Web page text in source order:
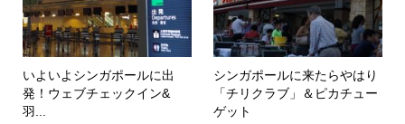
いよいよシンガポールに出
発！ウェブチェックイン&
羽...
シンガポールに来たらやはり
「チリクラブ」＆ピカチュー
ゲット